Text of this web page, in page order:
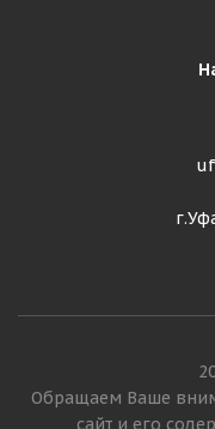
Обращаем Ваше
сайт и его